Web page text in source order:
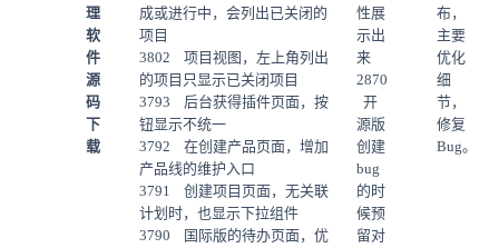
布，
主要
优化
细
节，
修复
Bug。
性展
示出
来
2870
开
源版
创建
bug
的时
候预
留对
成或进行中，会列出已关闭的
项目
3802 项目视图，左上角列出
的项目只显示已关闭项目
3793 后台获得插件页面，按
钮显示不统一
3792 在创建产品页面，增加
产品线的维护入口
3791 创建项目页面，无关联
计划时，也显示下拉组件
3790 国际版的待办页面，优
理
软
件
源
码
下
载